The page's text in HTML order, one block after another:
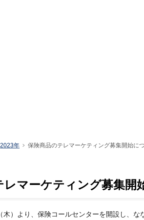
2023年 保険商品のテレマーケティング募集開始に
レマーケティング募集開
木）より、保険コールセンターを開設し、